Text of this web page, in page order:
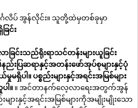
ဂလိပ် အွန်လိုင်း။ သူတို့ထဲမှတစ်ခုမှာ
င်း
ြင်းသည်ရိုးရာသင်တန်းများယူခြင်း
ပြဆရာနှင့်အတန်းဖော်အုပ်စုများနှင့်ပုံ
မရှိပါ။ပစ္စည်းများနှင့်အရင်းအမြစ်များ
။ ။ အင်တာနက်လေ့လာရေးအတွက်အွန်
များနှင့်အရင်းအမြစ်များကိုအမျိုးမျိုးသော